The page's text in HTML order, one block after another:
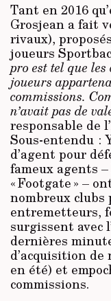
Tant en 2016
Grosjean a fait
rivaux),
joueurs
pro est tel que les
joueurs
commissions.
n’avait pas de
responsable de
Sous-entendu :
d’agent pour
fameux agents –
« Footgate » –
nombreux
entremetteurs,
surgissent avec
dernières
d’acquisition
en été) et
commissions.